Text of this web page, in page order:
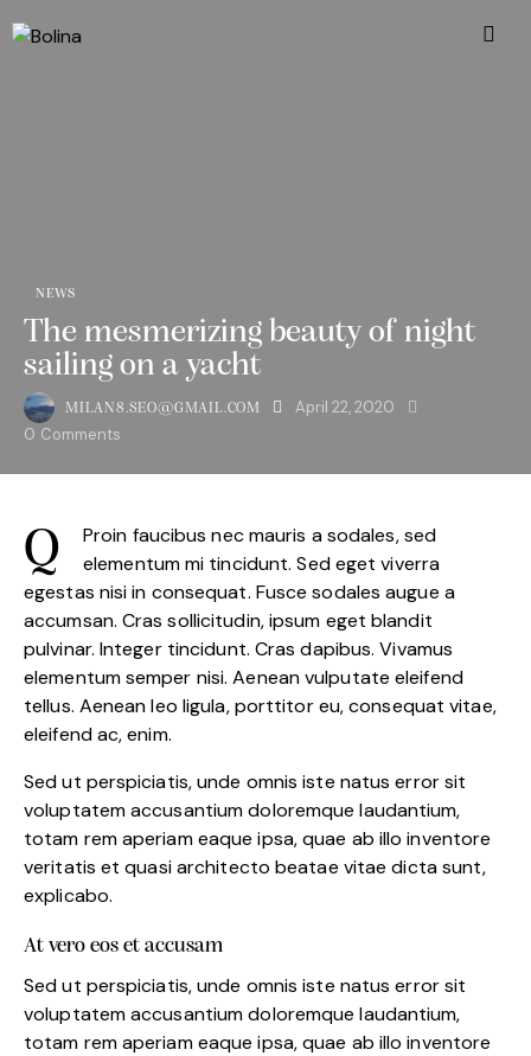
NEWS
The mesmerizing beauty of night
sailing on a yacht
MILAN8.SEO@GMAIL.COM
April 22, 2020
0 Comments
Q
Proin faucibus nec mauris a sodales, sed
elementum mi tincidunt. Sed eget viverra
egestas nisi in consequat. Fusce sodales augue a
accumsan. Cras sollicitudin, ipsum eget blandit
pulvinar. Integer tincidunt. Cras dapibus. Vivamus
elementum semper nisi. Aenean vulputate eleifend
tellus. Aenean leo ligula, porttitor eu, consequat vitae,
eleifend ac, enim.
Sed ut perspiciatis, unde omnis iste natus error sit
voluptatem accusantium doloremque laudantium,
totam rem aperiam eaque ipsa, quae ab illo inventore
veritatis et quasi architecto beatae vitae dicta sunt,
explicabo.
At vero eos et accusam
Sed ut perspiciatis, unde omnis iste natus error sit
voluptatem accusantium doloremque laudantium,
totam rem aperiam eaque ipsa, quae ab illo inventore